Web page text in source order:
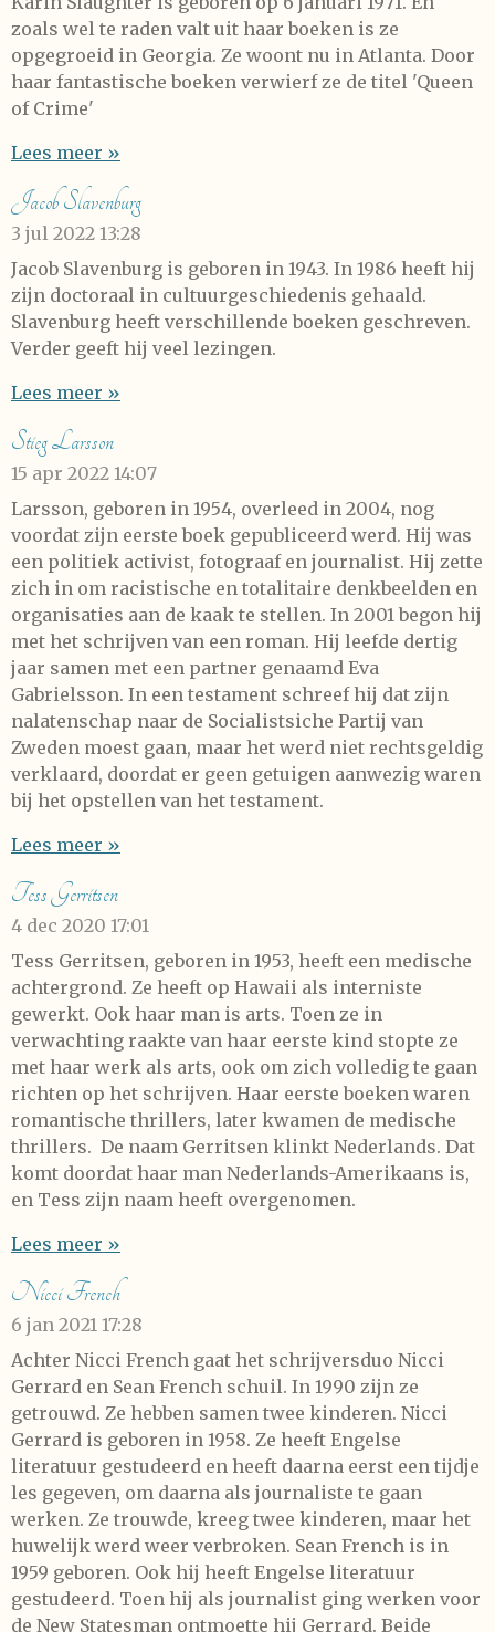
zoals wel te raden valt uit haar boeken is ze
opgegroeid in Georgia. Ze woont nu in Atlanta. Door
haar fantastische boeken verwierf ze de titel 'Queen
of Crime'
Lees meer »
Jacob Slavenburg
3 jul 2022 13:28
Jacob Slavenburg is geboren in 1943. In 1986 heeft hij
zijn doctoraal in cultuurgeschiedenis gehaald.
Slavenburg heeft verschillende boeken geschreven.
Verder geeft hij veel lezingen.
Lees meer »
Stieg Larsson
15 apr 2022 14:07
Larsson, geboren in 1954, overleed in 2004, nog
voordat zijn eerste boek gepubliceerd werd. Hij was
een politiek activist, fotograaf en journalist. Hij zette
zich in om racistische en totalitaire denkbeelden en
organisaties aan de kaak te stellen. In 2001 begon hij
met het schrijven van een roman. Hij leefde dertig
jaar samen met een partner genaamd Eva
Gabrielsson. In een testament schreef hij dat zijn
nalatenschap naar de Socialistsiche Partij van
Zweden moest gaan, maar het werd niet rechtsgeldig
verklaard, doordat er geen getuigen aanwezig waren
bij het opstellen van het testament.
Lees meer »
Tess Gerritsen
4 dec 2020 17:01
Tess Gerritsen, geboren in 1953, heeft een medische
achtergrond. Ze heeft op Hawaii als interniste
gewerkt. Ook haar man is arts. Toen ze in
verwachting raakte van haar eerste kind stopte ze
met haar werk als arts, ook om zich volledig te gaan
richten op het schrijven. Haar eerste boeken waren
romantische thrillers, later kwamen de medische
thrillers. De naam Gerritsen klinkt Nederlands. Dat
komt doordat haar man Nederlands-Amerikaans is,
en Tess zijn naam heeft overgenomen.
Lees meer »
Nicci French
6 jan 2021 17:28
Achter Nicci French gaat het schrijversduo Nicci
Gerrard en Sean French schuil. In 1990 zijn ze
getrouwd. Ze hebben samen twee kinderen. Nicci
Gerrard is geboren in 1958. Ze heeft Engelse
literatuur gestudeerd en heeft daarna eerst een tijdje
les gegeven, om daarna als journaliste te gaan
werken. Ze trouwde, kreeg twee kinderen, maar het
huwelijk werd weer verbroken. Sean French is in
1959 geboren. Ook hij heeft Engelse literatuur
gestudeerd. Toen hij als journalist ging werken voor
de New Statesman ontmoette hij Gerrard. Beide